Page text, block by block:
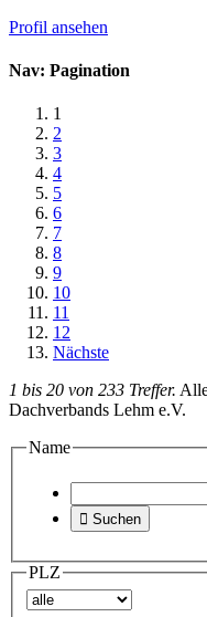
Profil ansehen
Nav: Pagination
1
2
3
4
5
6
7
8
9
10
11
12
Nächste
1 bis 20 von 233 Treffer.
Dachverbands Lehm e.V.
Name
 Suchen
PLZ